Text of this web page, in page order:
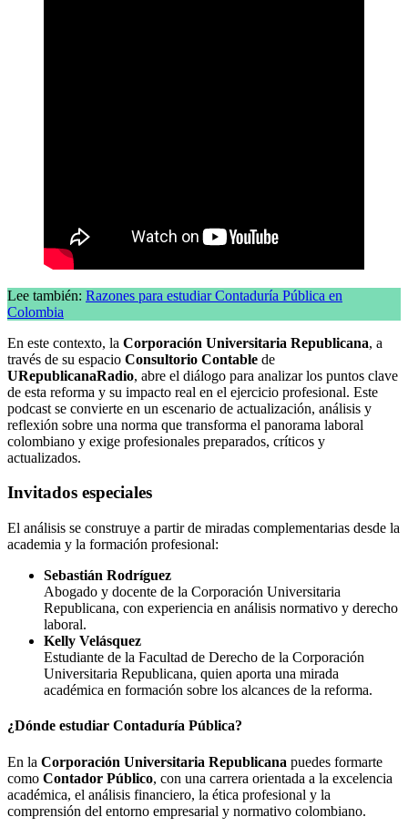
Lee también: Razones para estudiar Contaduría Pública en
Colombia
En este contexto, la Corporación Universitaria Republicana, a
través de su espacio Consultorio Contable de
URepublicanaRadio, abre el diálogo para analizar los puntos clave
de esta reforma y su impacto real en el ejercicio profesional. Este
podcast se convierte en un escenario de actualización, análisis y
reflexión sobre una norma que transforma el panorama laboral
colombiano y exige profesionales preparados, críticos y
actualizados.
Invitados especiales
El análisis se construye a partir de miradas complementarias desde la
academia y la formación profesional:
Sebastián Rodríguez
Abogado y docente de la Corporación Universitaria
Republicana, con experiencia en análisis normativo y derecho
laboral.
Kelly Velásquez
Estudiante de la Facultad de Derecho de la Corporación
Universitaria Republicana, quien aporta una mirada
académica en formación sobre los alcances de la reforma.
¿Dónde estudiar Contaduría Pública?
En la Corporación Universitaria Republicana puedes formarte
como Contador Público, con una carrera orientada a la excelencia
académica, el análisis financiero, la ética profesional y la
comprensión del entorno empresarial y normativo colombiano.